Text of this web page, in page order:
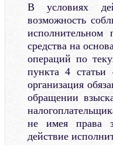
В условиях
возможность
средства на
операций по
пункта 4 статьи
организация
обращении
не имея права
действие